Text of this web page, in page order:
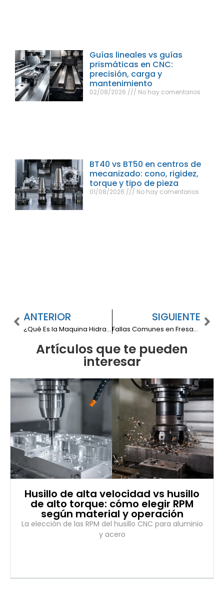
Guías lineales vs guías
prismáticas en CNC:
precisión, carga y
mantenimiento
02/08/2026 No hay comentarios
BT40 vs BT50 en centros de
mecanizado: cono, rigidez,
torque y tipo de pieza
01/08/2026 No hay comentarios
ANTERIOR
¿Qué Es la Maquina Hidraulica?
SIGUIENTE
Fallas Comunes en Fresadoras: Identificación, Diagnóstico y Soluciones
Artículos que te pueden
interesar
Husillo de alta velocidad vs husillo
de alto torque: cómo elegir RPM
según material y operación
La elección de las RPM del husillo CNC para aluminio
y acero